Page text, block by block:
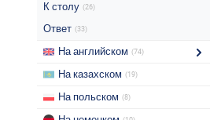
К столу (26)
Ответ (33)
На английском (74)
На казахском (19)
На польском (8)